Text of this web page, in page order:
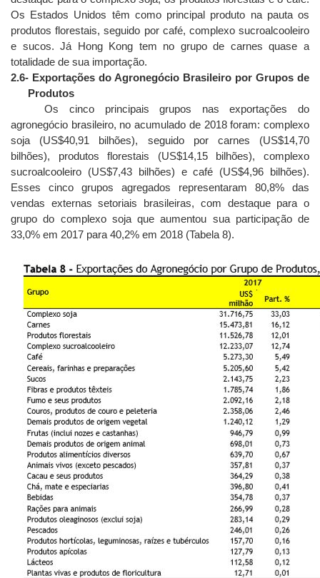
Os Estados Unidos têm como principal produto na pauta os
produtos florestais, seguido por café, complexo sucroalcooleiro
e sucos. Já Hong Kong tem no grupo de carnes quase a
totalidade de sua importação.
2.6- Exportações do Agronegócio Brasileiro por Grupos de
Produtos
Os cinco principais grupos nas exportações do
agronegócio brasileiro, no acumulado de 2018 foram: complexo
soja (US$40,91 bilhões), seguido por carnes (US$14,70
bilhões), produtos florestais (US$14,15 bilhões), complexo
sucroalcooleiro (US$7,43 bilhões) e café (US$4,96 bilhões).
Esses cinco grupos agregados representaram 80,8% das
vendas externas setoriais brasileiras, com destaque para o
grupo do complexo soja que aumentou sua participação de
33,0% em 2017 para 40,2% em 2018 (Tabela 8).